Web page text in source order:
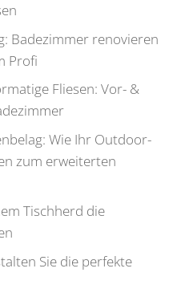
Badezimmer renovieren
Profi
Fliesen: Vor- &
Wie Ihr Outdoor-
zum erweiterten
Tischherd die
Sie die perfekte